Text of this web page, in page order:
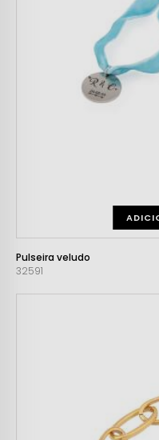
Pulseira veludo
32591